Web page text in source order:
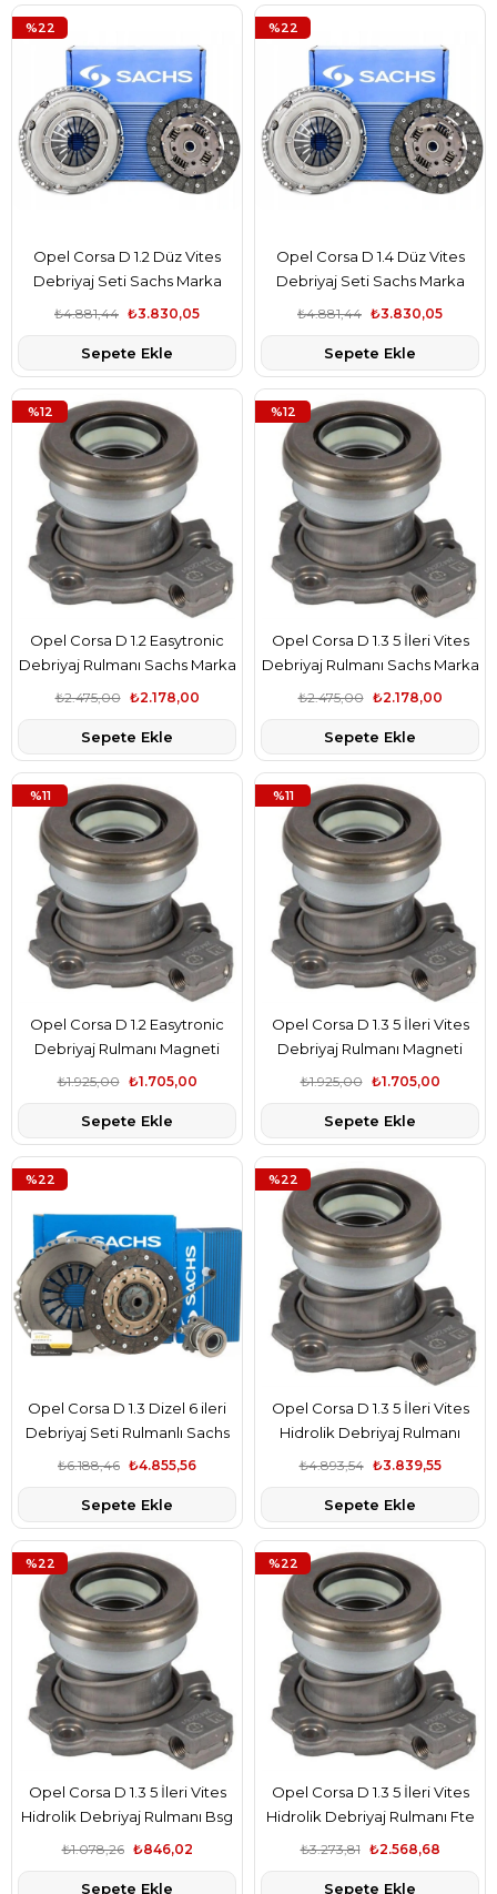
Opel Corsa D 1.2 Düz Vites
Debriyaj Seti Sachs Marka
6606001
₺3.830,05
₺4.881,44
Sepete Ekle
%22
Opel Corsa D 1.4 Düz Vites
Debriyaj Seti Sachs Marka
6606001
₺3.830,05
₺4.881,44
Sepete Ekle
%22
Opel Corsa D 1.2 Easytronic
Debriyaj Rulmanı Sachs Marka
5679333₺2.178,00
₺2.475,00
Sepete Ekle
%12
Opel Corsa D 1.3 5 İleri Vites
Debriyaj Rulmanı Sachs Marka
5679333₺2.178,00
₺2.475,00
Sepete Ekle
%12
Opel Corsa D 1.2 Easytronic
Debriyaj Rulmanı Magneti
Marelli Marka 5679333
₺1.705,00
₺1.925,00
Sepete Ekle
%11
Opel Corsa D 1.3 5 İleri Vites
Debriyaj Rulmanı Magneti
Marelli Marka 5679333
₺1.705,00
₺1.925,00
Sepete Ekle
%11
Opel Corsa D 1.3 Dizel 6 ileri
Debriyaj Seti Rulmanlı Sachs
Marka 5679350-1629114
₺4.855,56
₺6.188,46
Sepete Ekle
%22
Opel Corsa D 1.3 5 İleri Vites
Hidrolik Debriyaj Rulmanı
Orjinal Marka 5679333
₺3.839,55
₺4.893,54
Sepete Ekle
%22
Opel Corsa D 1.3 5 İleri Vites
Hidrolik Debriyaj Rulmanı Bsg
Marka 5679333
₺846,02
₺1.078,26
Sepete Ekle
%22
Opel Corsa D 1.3 5 İleri Vites
Hidrolik Debriyaj Rulmanı Fte
Marka 5679333
₺2.568,68
₺3.273,81
Sepete Ekle
%22